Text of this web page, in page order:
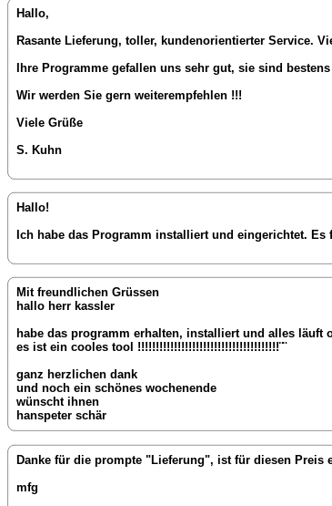
Hallo,
Rasante Lieferung, toller, kundenorientierter Service.
Ihre Programme gefallen uns sehr gut, sie sind
Wir werden Sie gern weiterempfehlen !!!
Viele Grüße
S. Kuhn
Hallo!
Ich habe das Programm installiert und eingerichtet.
Mit freundlichen Grüssen
hallo herr kassler
habe das programm erhalten, installiert und alles läuft
es ist ein cooles tool !!!!!!!!!!!!!!!!!!!!!!!!!!!!!!!!!!!!!!!¨¨
ganz herzlichen dank
und noch ein schönes wochenende
wünscht ihnen
hanspeter schär
Danke für die prompte "Lieferung", ist für diesen Preis
mfg